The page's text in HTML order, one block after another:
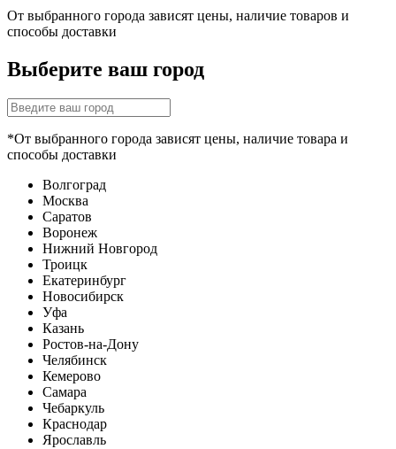
От выбранного города зависят цены, наличие товаров и
способы доставки
Выберите ваш город
*От выбранного города зависят цены, наличие товара и
способы доставки
Волгоград
Москва
Саратов
Воронеж
Нижний Новгород
Троицк
Екатеринбург
Новосибирск
Уфа
Казань
Ростов-на-Дону
Челябинск
Кемерово
Самара
Чебаркуль
Краснодар
Ярославль